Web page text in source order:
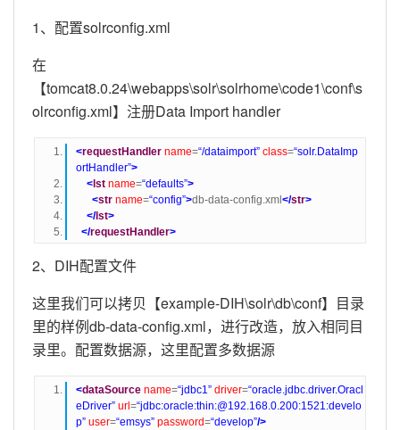
1、配置solrconfig.xml
在
【tomcat8.0.24\webapps\solr\solrhome\code1\conf\s
olrconfig.xml】注册Data Import handler
<requestHandler name=“/dataimport” class=“solr.DataImp
ortHandler”>
<lst name=“defaults”>
<str name=“config”>db-data-config.xml </str>
</lst>
</requestHandler>
2、DIH配置文件
这里我们可以拷贝【example-DIH\solr\db\conf】目录
里的样例db-data-config.xml，进行改造，放入相同目
录里。配置数据源，这里配置多数据源
<dataSource name=“jdbc1” driver=“oracle.jdbc.driver.Oracl
eDriver” url =“jdbc:oracle:thin:@192.168.0.200:1521:develo
p” user=“emsys” password=“develop”/>